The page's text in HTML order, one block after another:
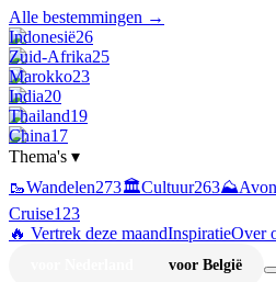
Alle bestemmingen →
Indonesië26
Zuid-Afrika25
Marokko23
India20
Thailand19
China17
Thema's ▾
🥾Wandelen273🏛️Cultuur263⛰️
Cruise123
🔥 Vertrek deze maandInspiratieOver
voor België